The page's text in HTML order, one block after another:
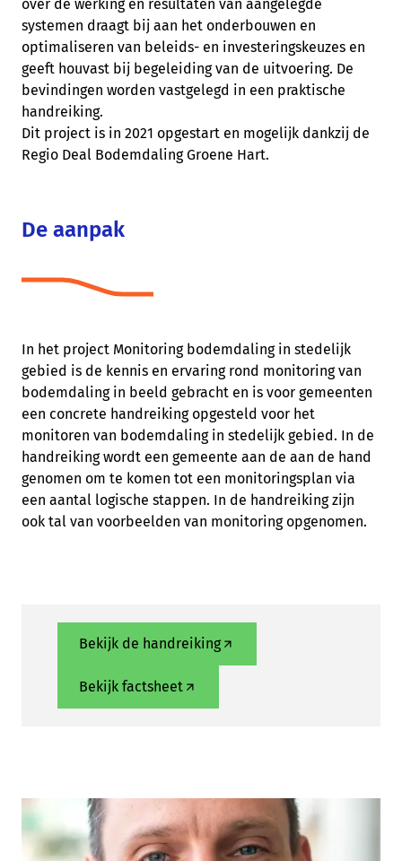
over de werking en resultaten van aangelegde
systemen draagt bij aan het onderbouwen en
optimaliseren van beleids- en investeringskeuzes en
geeft houvast bij begeleiding van de uitvoering. De
bevindingen worden vastgelegd in een praktische
handreiking.
Dit project is in 2021 opgestart en mogelijk dankzij de
Regio Deal Bodemdaling Groene Hart.
De aanpak
In het project Monitoring bodemdaling in stedelijk
gebied is de kennis en ervaring rond monitoring van
bodemdaling in beeld gebracht en is voor gemeenten
een concrete handreiking opgesteld voor het
monitoren van bodemdaling in stedelijk gebied. In de
handreiking wordt een gemeente aan de aan de hand
genomen om te komen tot een monitoringsplan via
een aantal logische stappen. In de handreiking zijn
ook tal van voorbeelden van monitoring opgenomen.
Bekijk de handreiking
Bekijk factsheet